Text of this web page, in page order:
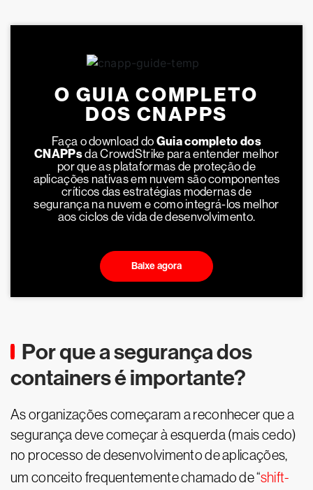
O GUIA COMPLETO
DOS CNAPPS
Faça o download do Guia completo dos
CNAPPsda CrowdStrike para entender melhor
por que as plataformas de proteção de
aplicações nativas em nuvem são componentes
críticos das estratégias modernas de
segurança na nuvem e como integrá-los melhor
aos ciclos de vida de desenvolvimento.
Baixe agora
Por que a segurança dos
containers é importante?
As organizações começaram a reconhecer que a
segurança deve começar à esquerda (mais cedo)
no processo de desenvolvimento de aplicações,
um conceito frequentemente chamado de “shift-